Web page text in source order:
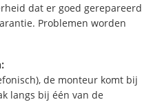
dat er goed gerepareerd
Problemen worden
de monteur komt bij
langs bij één van de